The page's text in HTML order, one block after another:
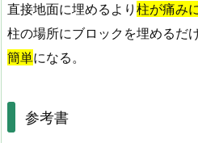
直接地面に埋めるより 柱が痛み
柱の場所にブロックを埋めるだ
簡単になる。
参考書